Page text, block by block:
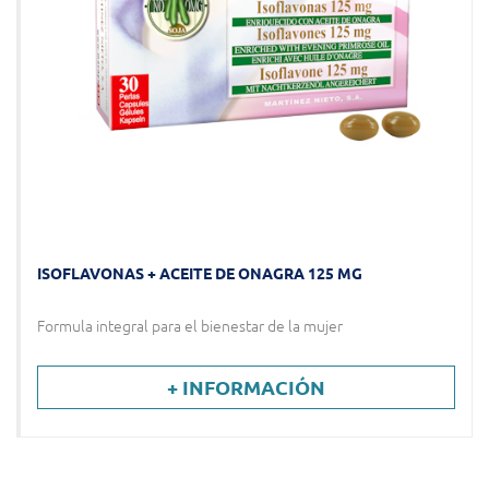
ISOFLAVONAS + ACEITE DE ONAGRA 125 MG
Formula integral para el bienestar de la mujer
+ INFORMACIÓN